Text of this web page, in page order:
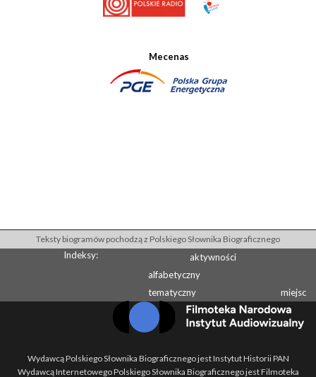
Mecenas
Teksty biogramów pochodzą z Polskiego Słownika Biograficznego
Indeksy:
aktywności
alfabetyczny
tematyczny
miejsc
Wydawcą Polskiego Słownika Biograficznego jest Instytut Historii PAN
Wydawcą Internetowego Polskiego Słownika Biograficznego jest Filmoteka